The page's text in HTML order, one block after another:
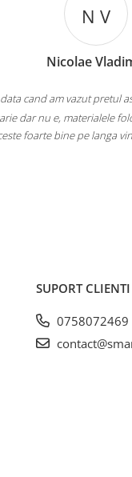
Vladimir
pretul asa mic ma
folosite se simt de
langa vine si cu kit wifi rar
SUPORT CLIENTI
0758072469